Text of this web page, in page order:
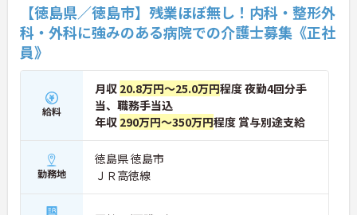
【徳島県／徳島市】残業ほぼ無し！内科・整形外
科・外科に強みのある病院での介護士募集《正社
員》
給料
月収 20.8万円～25.0万円程度 夜勤4回分手
当、職務手当込
年収 290万円～350万円程度 賞与別途支給
勤務地
徳島県 徳島市
ＪＲ高徳線